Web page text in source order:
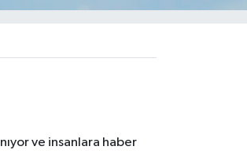
ve insanlara haber